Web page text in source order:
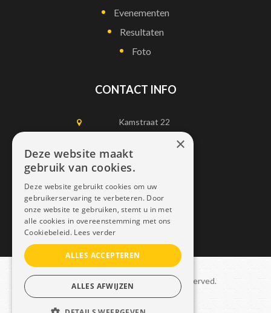
Evenementen
Resultaten
Foto
CONTACT INFO
Kamstraat 22
1750 Lennik
0497452898
info@dais.be
Copyright © 2021 Dais. All rights reserved.
Sitemap–GDPR
×
Deze website maakt
gebruik van cookies.
Deze website gebruikt cookies om uw
gebruikerservaring te verbeteren. Door
onze website te gebruiken, stemt u in met
alle cookies in overeenstemming met ons
Cookiebeleid. Lees verder
ALLES ACCEPTEREN
ALLES AFWIJZEN